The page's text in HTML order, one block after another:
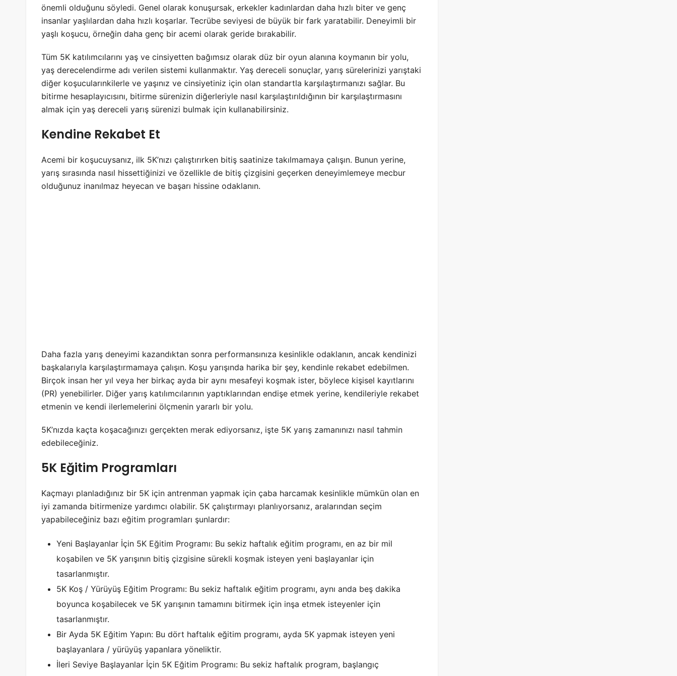
önemli olduğunu söyledi. Genel olarak konuşursak, erkekler kadınlardan daha hızlı biter ve genç
insanlar yaşlılardan daha hızlı koşarlar. Tecrübe seviyesi de büyük bir fark yaratabilir. Deneyimli bir
yaşlı koşucu, örneğin daha genç bir acemi olarak geride bırakabilir.
Tüm 5K katılımcılarını yaş ve cinsiyetten bağımsız olarak düz bir oyun alanına koymanın bir yolu,
yaş derecelendirme adı verilen sistemi kullanmaktır. Yaş dereceli sonuçlar, yarış sürelerinizi yarıştaki
diğer koşucularınkilerle ve yaşınız ve cinsiyetiniz için olan standartla karşılaştırmanızı sağlar. Bu
bitirme hesaplayıcısını, bitirme sürenizin diğerleriyle nasıl karşılaştırıldığının bir karşılaştırmasını
almak için yaş dereceli yarış sürenizi bulmak için kullanabilirsiniz.
Kendine Rekabet Et
Acemi bir koşucuysanız, ilk 5K’nızı çalıştırırken bitiş saatinize takılmamaya çalışın. Bunun yerine,
yarış sırasında nasıl hissettiğinizi ve özellikle de bitiş çizgisini geçerken deneyimlemeye mecbur
olduğunuz inanılmaz heyecan ve başarı hissine odaklanın.
Daha fazla yarış deneyimi kazandıktan sonra performansınıza kesinlikle odaklanın, ancak kendinizi
başkalarıyla karşılaştırmamaya çalışın. Koşu yarışında harika bir şey, kendinle rekabet edebilmen.
Birçok insan her yıl veya her birkaç ayda bir aynı mesafeyi koşmak ister, böylece kişisel kayıtlarını
(PR) yenebilirler. Diğer yarış katılımcılarının yaptıklarından endişe etmek yerine, kendileriyle rekabet
etmenin ve kendi ilerlemelerini ölçmenin yararlı bir yolu.
5K’nızda kaçta koşacağınızı gerçekten merak ediyorsanız, işte 5K yarış zamanınızı nasıl tahmin
edebileceğiniz.
5K Eğitim Programları
Kaçmayı planladığınız bir 5K için antrenman yapmak için çaba harcamak kesinlikle mümkün olan en
iyi zamanda bitirmenize yardımcı olabilir. 5K çalıştırmayı planlıyorsanız, aralarından seçim
yapabileceğiniz bazı eğitim programları şunlardır:
Yeni Başlayanlar İçin 5K Eğitim Programı: Bu sekiz haftalık eğitim programı, en az bir mil
koşabilen ve 5K yarışının bitiş çizgisine sürekli koşmak isteyen yeni başlayanlar için
tasarlanmıştır.
5K Koş / Yürüyüş Eğitim Programı: Bu sekiz haftalık eğitim programı, aynı anda beş dakika
boyunca koşabilecek ve 5K yarışının tamamını bitirmek için inşa etmek isteyenler için
tasarlanmıştır.
Bir Ayda 5K Eğitim Yapın: Bu dört haftalık eğitim programı, ayda 5K yapmak isteyen yeni
başlayanlara / yürüyüş yapanlara yöneliktir.
İleri Seviye Başlayanlar İçin 5K Eğitim Programı: Bu sekiz haftalık program, başlangıç ​​